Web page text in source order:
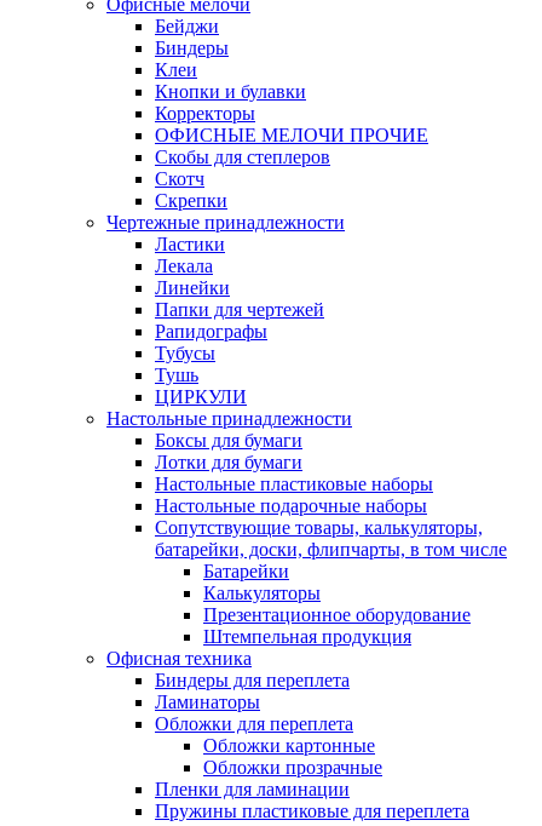
Офисные мелочи
Бейджи
Биндеры
Клеи
Кнопки и булавки
Корректоры
ОФИСНЫЕ МЕЛОЧИ ПРОЧИЕ
Скобы для степлеров
Скотч
Скрепки
Чертежные принадлежности
Ластики
Лекала
Линейки
Папки для чертежей
Рапидографы
Тубусы
Тушь
ЦИРКУЛИ
Настольные принадлежности
Боксы для бумаги
Лотки для бумаги
Настольные пластиковые наборы
Настольные подарочные наборы
Сопутствующие товары, калькуляторы,
батарейки, доски, флипчарты, в том числе
Батарейки
Калькуляторы
Презентационное оборудование
Штемпельная продукция
Офисная техника
Биндеры для переплета
Ламинаторы
Обложки для переплета
Обложки картонные
Обложки прозрачные
Пленки для ламинации
Пружины пластиковые для переплета